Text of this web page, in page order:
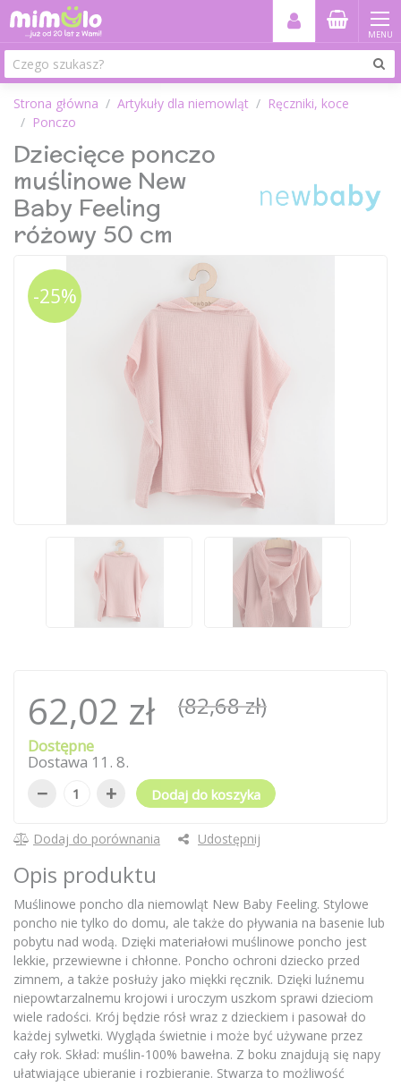
MENU
Strona główna Artykuły dla niemowląt
Ręczniki, koce
Ponczo
Dziecięce ponczo
muślinowe New
Baby Feeling
różowy 50 cm
-25%
62,02 zł (82,68 zł)
Dostępne
Dostawa 11 . 8.
− + Dodaj do koszyka
Dodaj do porównania Udostępnij
Opis produktu
Muślinowe poncho dla niemowląt New Baby Feeling. Stylowe
poncho nie tylko do domu, ale także do pływania na basenie lub
pobytu nad wodą. Dzięki materiałowi muślinowe poncho jest
lekkie, przewiewne i chłonne. Poncho ochroni dziecko przed
zimnem, a także posłuży jako miękki ręcznik. Dzięki luźnemu
niepowtarzalnemu krojowi i uroczym uszkom sprawi dzieciom
wiele radości. Krój będzie rósł wraz z dzieckiem i pasował do
każdej sylwetki. Wygląda świetnie i może być używane przez
cały rok. Skład: muślin-100% bawełna. Z boku znajdują się napy
ułatwiające ubieranie i rozbieranie. Stwarza to możliwość